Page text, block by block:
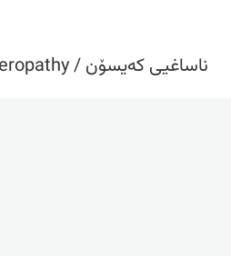
ناساغیی کەیسۆن / Aeropathy